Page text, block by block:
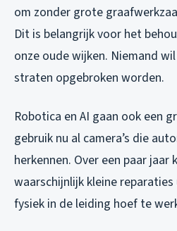
om zonder grote
Dit is belangrijk voor het
onze oude wijken. Niemand
straten opgebroken worden.
Robotica en AI gaan ook een
gebruik nu al camera’s die
herkennen. Over een paar jaar
waarschijnlijk kleine
fysiek in de leiding hoef te